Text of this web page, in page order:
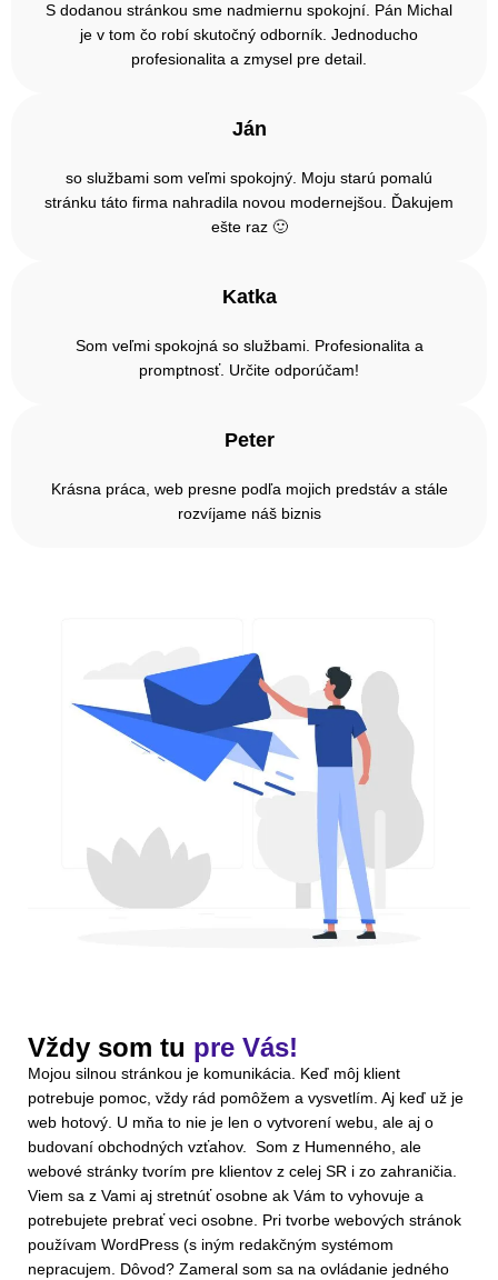
S dodanou stránkou sme nadmiernu spokojní. Pán Michal
je v tom čo robí skutočný odborník. Jednoducho
profesionalita a zmysel pre detail.
Ján
so službami som veľmi spokojný. Moju starú pomalú
stránku táto firma nahradila novou modernejšou. Ďakujem
ešte raz 🙂
Katka
Som veľmi spokojná so službami. Profesionalita a
promptnosť. Určite odporúčam!
Peter
Krásna práca, web presne podľa mojich predstáv a stále
rozvíjame náš biznis
Vždy som tu pre Vás!
Mojou silnou stránkou je komunikácia. Keď môj klient
potrebuje pomoc, vždy rád pomôžem a vysvetlím. Aj keď už je
web hotový. U mňa to nie je len o vytvorení webu, ale aj o
budovaní obchodných vzťahov. Som z Humenného, ale
webové stránky tvorím pre klientov z celej SR i zo zahraničia.
Viem sa z Vami aj stretnúť osobne ak Vám to vyhovuje a
potrebujete prebrať veci osobne. Pri tvorbe webových stránok
používam WordPress (s iným redakčným systémom
nepracujem. Dôvod? Zameral som sa na ovládanie jedného